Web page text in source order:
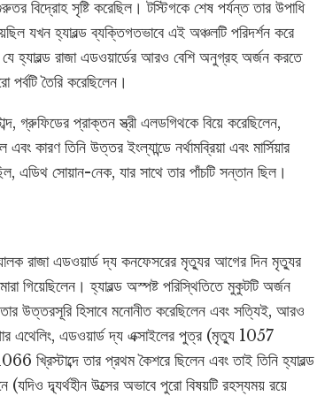
বিদ্রোহ সৃষ্টি করেছিল। টস্টিগকে শেষ পর্যন্ত তার উপাধি
যখন হ্যারল্ড ব্যক্তিগতভাবে এই অঞ্চলটি পরিদর্শন করে
হ্যারল্ড রাজা এডওয়ার্ডের আরও বেশি অনুগ্রহ অর্জন করতে
পর্বটি তৈরি করেছিলেন।
গ্রুফিডের প্রাক্তন স্ত্রী এলডগিথকে বিয়ে করেছিলেন,
তিনি উত্তর ইংল্যান্ডে নর্থামব্রিয়া এবং মার্সিয়ার
এডিথ সোয়ান-নেক, যার সাথে তার পাঁচটি সন্তান ছিল।
রাজা এডওয়ার্ড দ্য কনফেসরের মৃত্যুর আগের দিন মৃত্যুর
গিয়েছিলেন। হ্যারল্ড অস্পষ্ট পরিস্থিতিতে মুকুটটি অর্জন
উত্তরসূরি হিসাবে মনোনীত করেছিলেন এবং সত্যিই, আরও
এথেলিং, এডওয়ার্ড দ্য এক্সাইলের পুত্র (মৃত্যু 1057
খ্রিস্টাব্দে তার প্রথম কৈশরে ছিলেন এবং তাই তিনি হ্যারল্ড
দ্ব্যর্থহীন উত্সের অভাবে পুরো বিষয়টি রহস্যময় রয়ে